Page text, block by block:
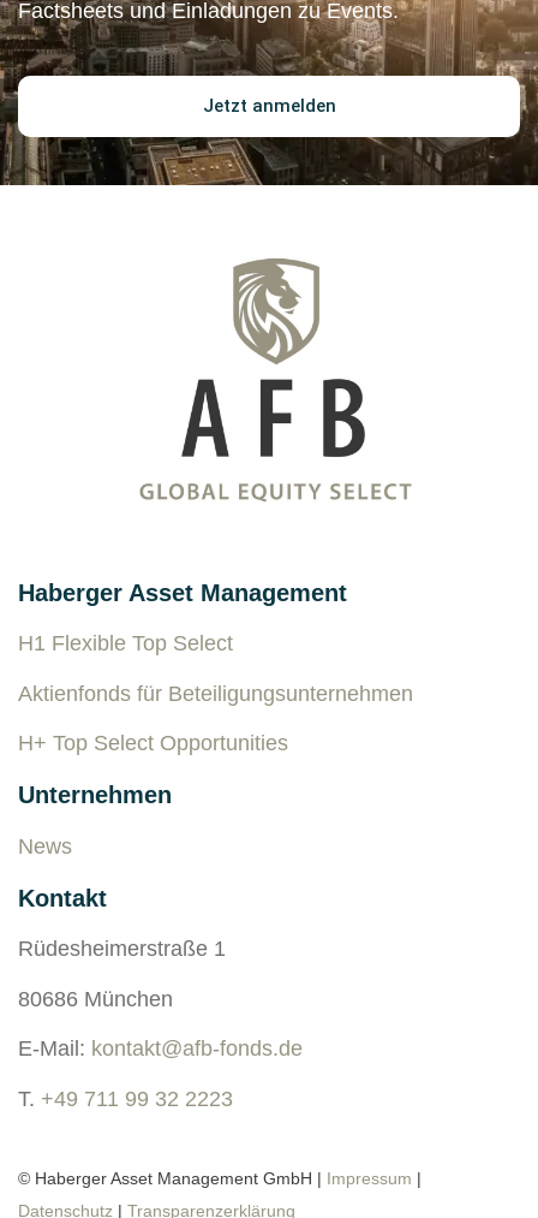
Factsheets und Einladungen zu Events.
Jetzt anmelden
Haberger Asset Management
H1 Flexible Top Select
Aktienfonds für Beteiligungsunternehmen
H+ Top Select Opportunities
Unternehmen
News
Kontakt
Rüdesheimerstraße 1
80686 München
E-Mail: kontakt@afb-fonds.de
T. +49 711 99 32 2223
© Haberger Asset Management GmbH | Impressum |
Datenschutz | Transparenzerklärung